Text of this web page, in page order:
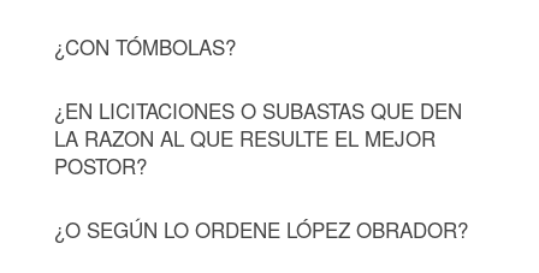
¿CON TÓMBOLAS?
¿EN LICITACIONES O SUBASTAS QUE DEN
LA RAZON AL QUE RESULTE EL MEJOR
POSTOR?
¿O SEGÚN LO ORDENE LÓPEZ OBRADOR?